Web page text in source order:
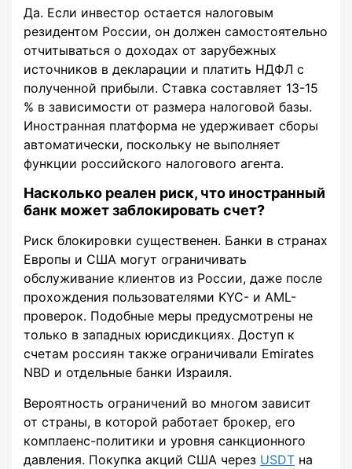
Да. Если инвестор остается налоговым
резидентом России, он должен самостоятельно
отчитываться о доходах от зарубежных
источников в декларации и платить НДФЛ с
полученной прибыли. Ставка составляет 13-15
% в зависимости от размера налоговой базы.
Иностранная платформа не удерживает сборы
автоматически, поскольку не выполняет
функции российского налогового агента.
Насколько реален риск, что иностранный
банк может заблокировать счет?
Риск блокировки существенен. Банки в странах
Европы и США могут ограничивать
обслуживание клиентов из России, даже после
прохождения пользователями KYC- и AML-
проверок. Подобные меры предусмотрены не
только в западных юрисдикциях. Доступ к
счетам россиян также ограничивали Emirates
NBD и отдельные банки Израиля.
Вероятность ограничений во многом зависит
от страны, в которой работает брокер, его
комплаенс-политики и уровня санкционного
давления. Покупка акций США через USDT на